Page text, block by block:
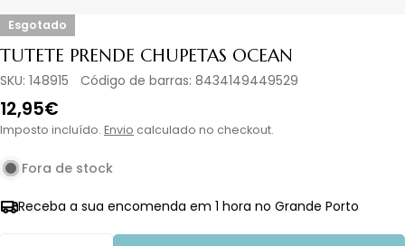
Esgotado
TUTETE PRENDE CHUPETAS OCEAN
SKU: 148915 Código de barras: 8434149449529
Preço
normal
12,95€
Imposto incluído. Envio calculado no checkout.
Fora de stock
Receba a sua encomenda em 1 hora no Grande Porto